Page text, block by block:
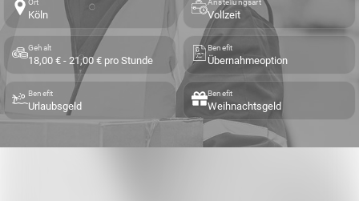
Ort
Köln
Anstellungsart
Vollzeit
Gehalt
18,00 € - 21,00 € pro Stunde
Benefit
Übernahmeoption
Benefit
Urlaubsgeld
Benefit
Weihnachtsgeld